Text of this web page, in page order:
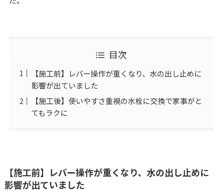
目次
【施工前】レバー操作が重くなり、水の出し止めに
影響が出ていました
【施工後】使いやすさ重視の水栓に交換で家事がと
てもラクに
【施工前】レバー操作が重くなり、水の出し止めに
影響が出ていました